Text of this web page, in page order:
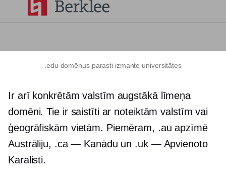
.edu domēnus parasti izmanto universitātes
Ir arī konkrētām valstīm augstākā līmeņa
domēni. Tie ir saistīti ar noteiktām valstīm vai
ģeogrāfiskām vietām. Piemēram, .au apzīmē
Austrāliju, .ca — Kanādu un .uk — Apvienoto
Karalisti.